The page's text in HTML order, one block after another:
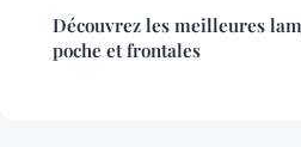
Découvrez les meilleures
poche et frontales